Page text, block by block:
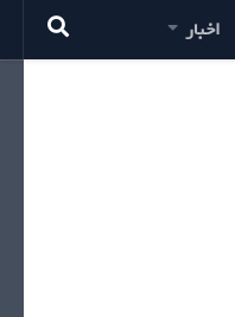
اخبار